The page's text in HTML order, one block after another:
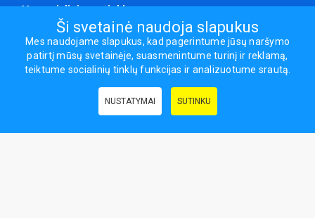
Mes socialiniuose tinkluose
Visos teisės saugomos.
Sporto ir laisvalaikio prekės, maisto papildai - erasportas.lt © 2026
Ši svetainė naudoja slapukus
Mes naudojame slapukus, kad pagerintume jūsų naršymo
patirtį mūsų svetainėje, suasmenintume turinį ir reklamą,
teiktume socialinių tinklų funkcijas ir analizuotume srautą.
NUSTATYMAI SUTINKU